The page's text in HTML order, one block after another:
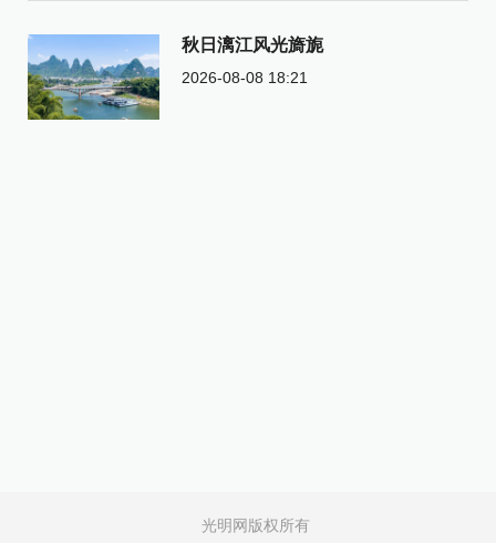
秋日漓江风光旖旎
2026-08-08 18:21
光明网版权所有